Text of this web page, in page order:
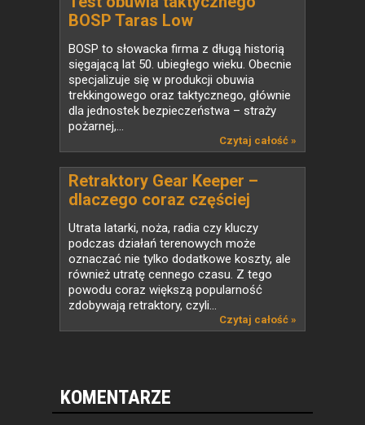
BOSP Taras Low
BOSP to słowacka firma z długą historią
sięgającą lat 50. ubiegłego wieku. Obecnie
specjalizuje się w produkcji obuwia
trekkingowego oraz taktycznego, głównie
dla jednostek bezpieczeństwa – straży
pożarnej,...
Czytaj całość »
Retraktory Gear Keeper –
dlaczego coraz częściej
zastępują klasyczne smycze
taktyczne?
Utrata latarki, noża, radia czy kluczy
podczas działań terenowych może
oznaczać nie tylko dodatkowe koszty, ale
również utratę cennego czasu. Z tego
powodu coraz większą popularność
zdobywają retraktory, czyli...
Czytaj całość »
KOMENTARZE